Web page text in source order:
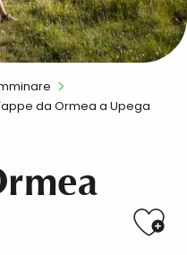
da Ormea a Upega